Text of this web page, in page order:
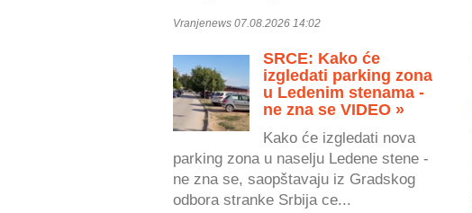
Vranjenews 07.08.2026 14:02
SRCE: Kako će
izgledati parking zona
u Ledenim stenama -
ne zna se VIDEO »
Kako će izgledati nova
parking zona u naselju Ledene stene -
ne zna se, saopštavaju iz Gradskog
odbora stranke Srbija ce...